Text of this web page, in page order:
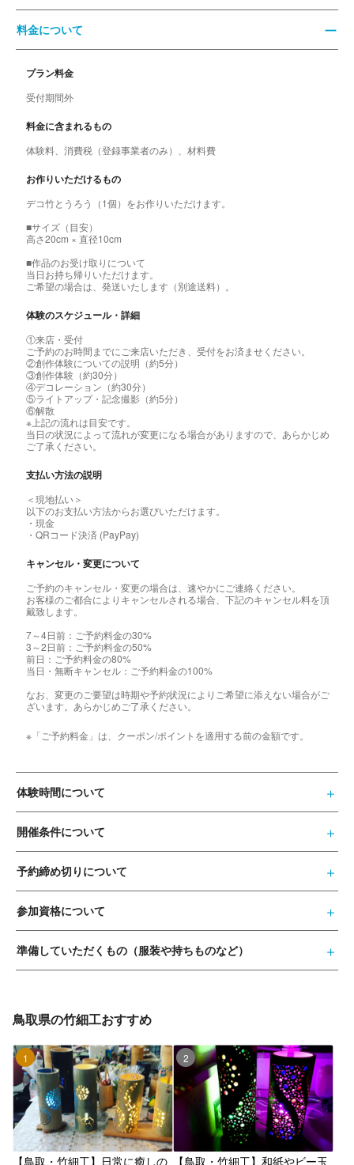
料金について
プラン料金
受付期間外
料金に含まれるもの
体験料、消費税（登録事業者のみ）、材料費
お作りいただけるもの
デコ竹とうろう（1個）をお作りいただけます。
■サイズ（目安）
高さ20cm × 直径10cm
■作品のお受け取りについて
当日お持ち帰りいただけます。
ご希望の場合は、発送いたします（別途送料）。
体験のスケジュール・詳細
①来店・受付
ご予約のお時間までにご来店いただき、受付をお済ませください。
②創作体験についての説明（約5分）
③創作体験（約30分）
④デコレーション（約30分）
⑤ライトアップ・記念撮影（約5分）
⑥解散
※上記の流れは目安です。
当日の状況によって流れが変更になる場合がありますので、あらかじめ
ご了承ください。
支払い方法の説明
＜現地払い＞
以下のお支払い方法からお選びいただけます。
・現金
・QRコード決済 (PayPay)
キャンセル・変更について
ご予約のキャンセル・変更の場合は、速やかにご連絡ください。
お客様のご都合によりキャンセルされる場合、下記のキャンセル料を頂
戴致します。
7～4日前：ご予約料金の30%
3～2日前：ご予約料金の50%
前日：ご予約料金の80%
当日・無断キャンセル：ご予約料金の100%
なお、変更のご要望は時期や予約状況によりご希望に添えない場合がご
ざいます。あらかじめご了承ください。
※「ご予約料金」は、クーポン/ポイントを適用する前の金額です。
体験時間について
開催条件について
予約締め切りについて
参加資格について
準備していただくもの（服装や持ちものなど）
鳥取県の竹細工おすすめ
1位
【鳥取・竹細工】日常に癒しの
2位
【鳥取・竹細工】和紙やビー玉